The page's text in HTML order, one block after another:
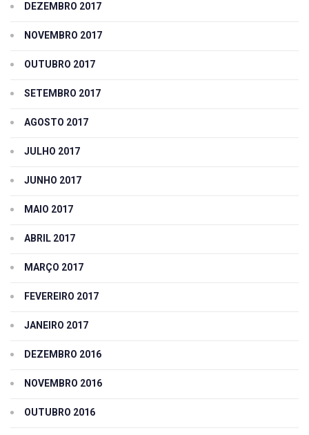
DEZEMBRO 2017
NOVEMBRO 2017
OUTUBRO 2017
SETEMBRO 2017
AGOSTO 2017
JULHO 2017
JUNHO 2017
MAIO 2017
ABRIL 2017
MARÇO 2017
FEVEREIRO 2017
JANEIRO 2017
DEZEMBRO 2016
NOVEMBRO 2016
OUTUBRO 2016